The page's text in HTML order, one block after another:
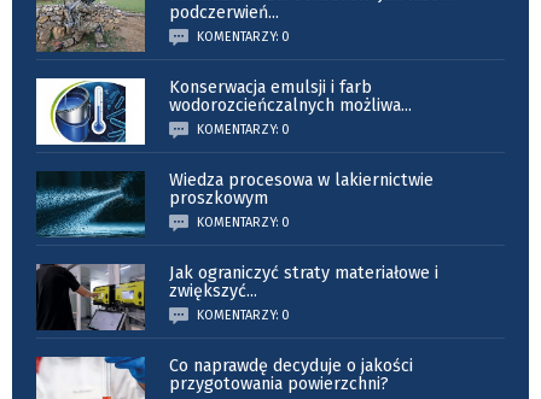
podczerwień...
KOMENTARZY: 0
Konserwacja emulsji i farb
wodorozcieńczalnych możliwa...
KOMENTARZY: 0
Wiedza procesowa w lakiernictwie
proszkowym
KOMENTARZY: 0
Jak ograniczyć straty materiałowe i
zwiększyć...
KOMENTARZY: 0
Co naprawdę decyduje o jakości
przygotowania powierzchni?